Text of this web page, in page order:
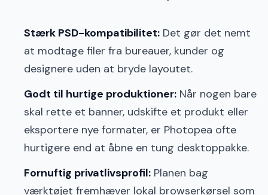
Stærk PSD-kompatibilitet: Det gør det nemt
at modtage filer fra bureauer, kunder og
designere uden at bryde layoutet.
Godt til hurtige produktioner: Når nogen bare
skal rette et banner, udskifte et produkt eller
eksportere nye formater, er Photopea ofte
hurtigere end at åbne en tung desktoppakke.
Fornuftig privatlivsprofil: Planen bag
værktøjet fremhæver lokal browserkørsel som